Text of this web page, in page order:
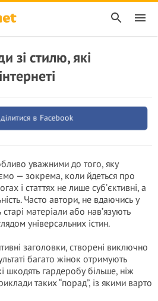
зі стилю, які
в Facebook
уважними до того, яку
— зокрема, коли йдеться про
і статтях не лише суб’єктивні, а
Часто автори, не вдаючись у
матеріали або нав’язують
універсальних істин.
заголовки, створені виключно
багато жінок отримують
шкодять гардеробу більше, ніж
таких “порад”, із якими варто